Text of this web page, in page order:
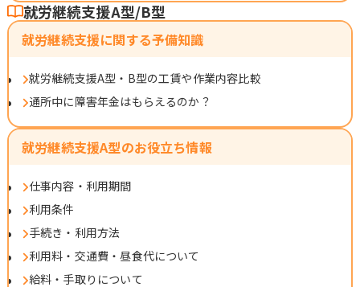
就労継続支援A型/B型
就労継続支援に関する予備知識
就労継続支援A型・B型の工賃や作業内容比較
通所中に障害年金はもらえるのか？
就労継続支援A型のお役立ち情報
仕事内容・利用期間
利用条件
手続き・利用方法
利用料・交通費・昼食代について
給料・手取りについて